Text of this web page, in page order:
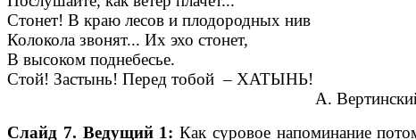
Стонет! В краю лесов и плодородных нив
Колокола звонят... Их эхо стонет,
В высоком поднебесье.
Стой! Застынь! Перед тобой – ХАТЫНЬ!
А.
Слайд 7. Ведущий 1: Как суровое напоминание